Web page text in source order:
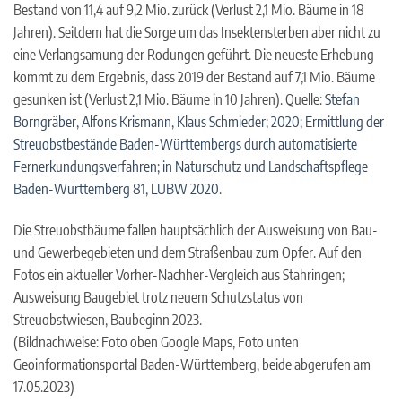
Bestand von 11,4 auf 9,2 Mio. zurück (Verlust 2,1 Mio. Bäume in 18
Jahren). Seitdem hat die Sorge um das Insektensterben aber nicht zu
eine Verlangsamung der Rodungen geführt. Die neueste Erhebung
kommt zu dem Ergebnis, dass 2019 der Bestand auf 7,1 Mio. Bäume
gesunken ist (Verlust 2,1 Mio. Bäume in 10 Jahren). Quelle:Stefan
Borngräber, Alfons Krismann, Klaus Schmieder; 2020; Ermittlung der
Streuobstbestände Baden-Württembergs durch automatisierte
Fernerkundungsverfahren; in Naturschutz und Landschaftspflege
Baden-Württemberg 81, LUBW 2020.
Die Streuobstbäume fallen hauptsächlich der Ausweisung von Bau-
und Gewerbegebieten und dem Straßenbau zum Opfer. Auf den
Fotos ein aktueller Vorher-Nachher-Vergleich aus Stahringen;
Ausweisung Baugebiet trotz neuem Schutzstatus von
Streuobstwiesen, Baubeginn 2023.
(Bildnachweise: Foto oben Google Maps, Foto unten
Geoinformationsportal Baden-Württemberg, beide abgerufen am
17.05.2023)